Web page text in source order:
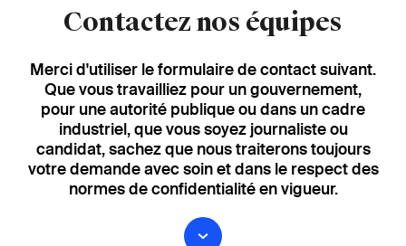
Contactez nos équipes
Merci d'utiliser le formulaire de contact suivant.
Que vous travailliez pour un gouvernement,
pour une autorité publique ou dans un cadre
industriel, que vous soyez journaliste ou
candidat, sachez que nous traiterons toujours
votre demande avec soin et dans le respect des
normes de confidentialité en vigueur.